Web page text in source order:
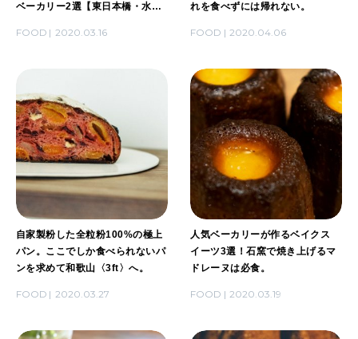
ベーカリー2選【東日本橋・水天
FOOD 2020.03.16
れを食べずには帰れない。
FOOD 2020.04.06
自家製粉した全粒粉100%の極上
パン。ここでしか食べられないパ
ンを求めて和歌山〈3ft〉へ。
FOOD 2020.03.27
人気ベーカリーが作るベイクス
イーツ3選！石窯で焼き上げるマ
ドレーヌは必食。
FOOD 2020.03.19